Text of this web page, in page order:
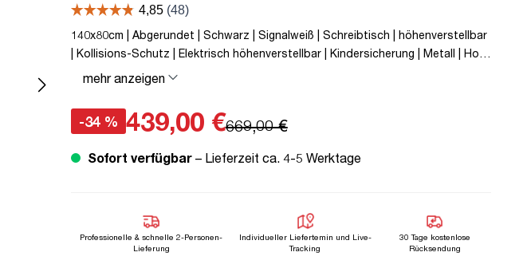
140x80cm | Abgerundet | Schwarz | Signalweiß | Schreibtisch | höhenverstellbar
| Kollisions-Schutz | Elektrisch höhenverstellbar | Kindersicherung | Metall | Holz
| Weiß | Schwarz | 5 Jahre Herstellergarantie | unmontiert | TÜV© mobiles
Arbeiten | bis zu 80 kg | Y-Line | Y-Line Curved | Steckertyp C
mehr anzeigen
-34 % 439,00 €669,00 €
Sofort verfügbar– Lieferzeit ca. 4-5 Werktage
Professionelle & schnelle 2-Personen-
Lieferung
Individueller Liefertemin und Live-
Tracking
30 Tage kostenlose
Rücksendung